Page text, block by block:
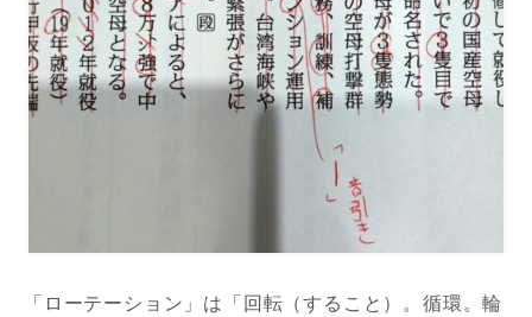
「ローテーション」は「回転（すること）。循環。輪